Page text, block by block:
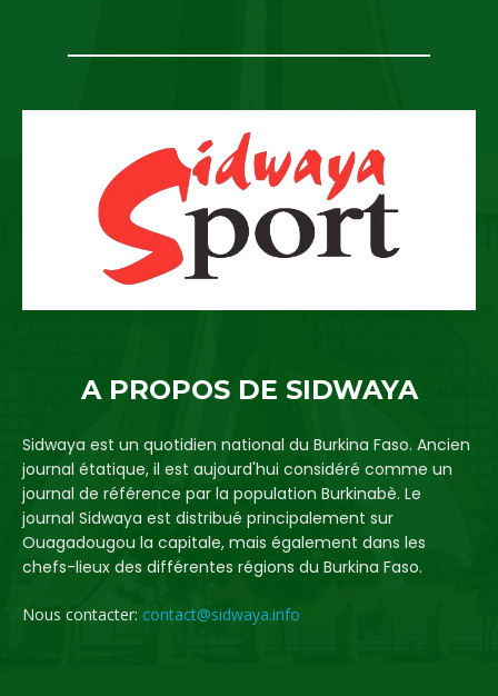
A PROPOS DE SIDWAYA
Sidwaya est un quotidien national du Burkina Faso. Ancien
journal étatique, il est aujourd'hui considéré comme un
journal de référence par la population Burkinabè. Le
journal Sidwaya est distribué principalement sur
Ouagadougou la capitale, mais également dans les
chefs-lieux des différentes régions du Burkina Faso.
Nous contacter: contact@sidwaya.info